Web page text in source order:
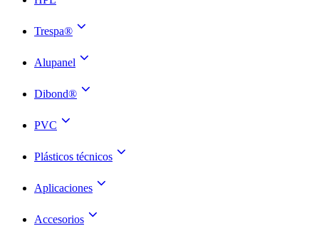
Trespa®
Alupanel
Dibond®
PVC
Plásticos técnicos
Aplicaciones
Accesorios